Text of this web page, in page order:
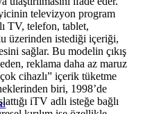
televizyon program
TV, telefon, tablet,
üzerinden istediği içeriği,
sağlar. Bu modelin çıkış
reklama daha az maruz
cihazlı” içerik tüketme
biri, 1998’de
iTV adlı isteğe bağlı